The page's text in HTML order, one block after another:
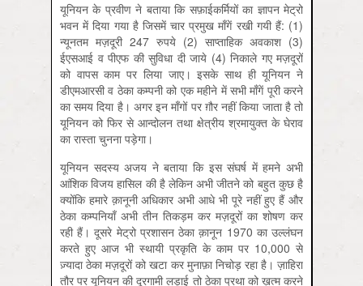
यूनियन के प्रवीण ने बताया कि सफ़ाईकर्मियों का ज्ञापन मेट्रो
भवन में दिया गया है जिसमें चार प्रमुख माँगें रखी गयी हैं: (1)
न्यूनतम मज़दूरी 247 रुपये (2) साप्ताहिक अवकाश (3)
ईएसआई व पीएफ की सुविधा दी जाये (4) निकाले गए मज़दूरों
को वापस काम पर लिया जाए। इसके साथ ही यूनियन ने
डीएमआरसी व ठेका कम्पनी को एक महीने में सभी माँगें पूरी करने
का समय दिया है। अगर इन माँगों पर ग़ौर नहीं किया जाता है तो
यूनियन को फिर से आन्दोलन तथा क्षेत्रीय श्रमायुक्त के घेराव
का रास्ता चुनना पड़ेगा।
यूनियन सदस्य अजय ने बताया कि इस संघर्ष में हमने अभी
आंशिक विजय हासिल की है लेकिन अभी जीतने को बहुत कुछ है
क्योंकि हमारे क़ानूनी अधिकार अभी आधे भी पूरे नहीं हुए हैं और
ठेका कम्पनियाँ अभी तीन तिकड़म कर मज़दूरों का शोषण कर
रही हैं। दूसरे मेट्रो प्रशासन ठेका क़ानून 1970 का उल्लंघन
करते हुए आज भी स्थायी प्रकृति के काम पर 10,000 से
ज़्यादा ठेका मज़दूरों को खटा कर मुनाफ़ा निचोड़ रहा है। ज़ाहिरा
तौर पर यूनियन की दूरगामी लड़ाई तो ठेका प्रथा को ख़त्म करने